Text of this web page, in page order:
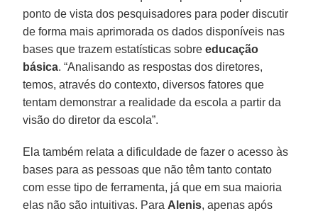
ponto de vista dos pesquisadores para poder discutir
de forma mais aprimorada os dados disponíveis nas
bases que trazem estatísticas sobreeducação
básica. “Analisando as respostas dos diretores,
temos, através do contexto, diversos fatores que
tentam demonstrar a realidade da escola a partir da
visão do diretor da escola”.
Ela também relata a dificuldade de fazer o acesso às
bases para as pessoas que não têm tanto contato
com esse tipo de ferramenta, já que em sua maioria
elas não são intuitivas. ParaAlenis, apenas após